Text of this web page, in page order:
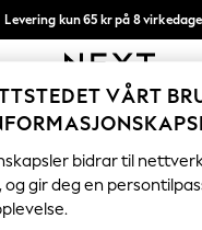
Levering kun 65 kr på 8
Vi betaler alle tollavgifter
BABY KVINNER
on client
Våre sosiale nettverk
din
VÅRT
bidrar til
og gir deg en